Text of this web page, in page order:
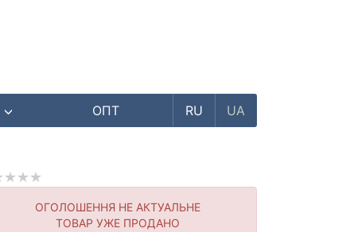
ОПТ RU UA
ОГОЛОШЕННЯ НЕ АКТУАЛЬНЕ
ТОВАР УЖЕ ПРОДАНО